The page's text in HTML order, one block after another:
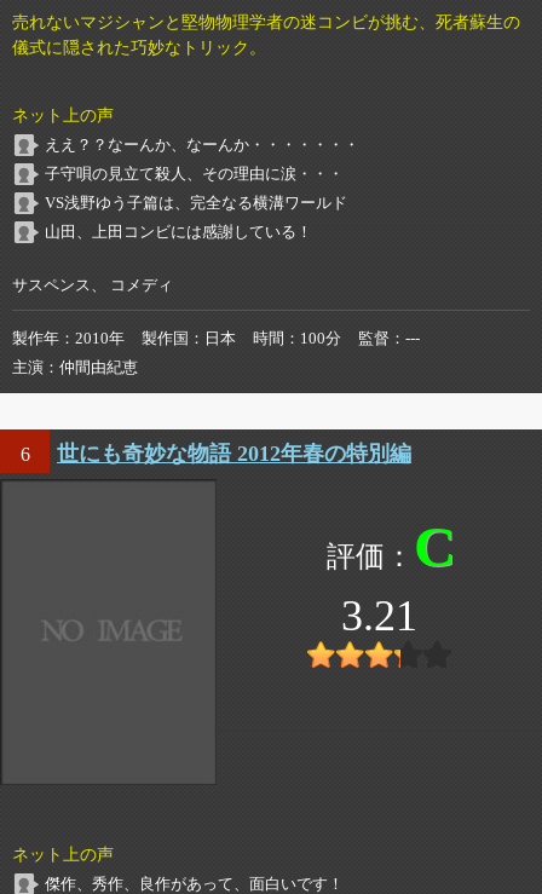
売れないマジシャンと堅物物理学者の迷コンビが挑む、死者蘇生の
儀式に隠された巧妙なトリック。
ネット上の声
ええ？？なーんか、なーんか・・・・・・・
子守唄の見立て殺人、その理由に涙・・・
VS浅野ゆう子篇は、完全なる横溝ワールド
山田、上田コンビには感謝している！
サスペンス、 コメディ
製作年 2010年 製作国 日本 時間 100分 監督
---
主演
仲間由紀恵
6 世にも奇妙な物語 2012年春の特別編
C
3.21
ネット上の声
傑作、秀作、良作があって、面白いです！